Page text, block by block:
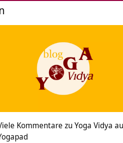
Kommentare zu Yoga Vidya